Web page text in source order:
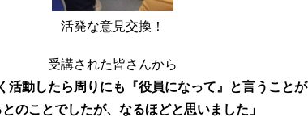
活発な意見交換！
受講された皆さんから
活動したら周りにも『役員になって』と言うことが
のことでしたが、なるほどと思いました」